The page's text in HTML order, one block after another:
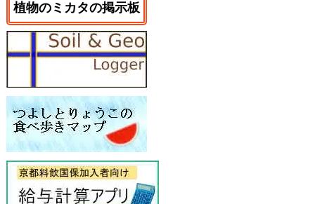
植物のミカタの掲示板